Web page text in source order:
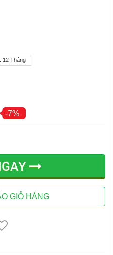
12 Tháng
-7%
GIỎ HÀNG